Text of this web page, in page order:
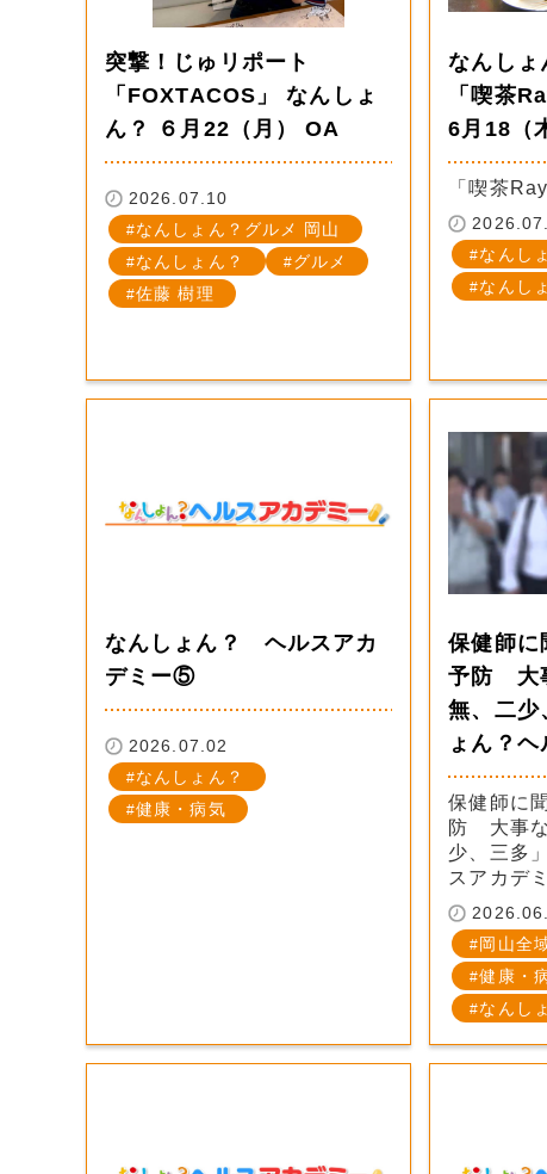
突撃！じゅリポート
「FOXTACOS」 なんしょ
ん？ ６月22（月） OA
2026.07.10
なんしょん？グルメ 岡山
なんしょん？
グルメ
佐藤 樹理
なんしょ
「喫茶
6月18（
「喫茶Ray
なんし
なんし
なんしょん？ ヘルスアカ
デミー⑤
2026.07.02
なんしょん？
健康・病気
保健師
予防 大
無、二少
ょん？ヘ
保健師に
防 大事な
少、三多
スアカデ
岡山全
健康・
なんし